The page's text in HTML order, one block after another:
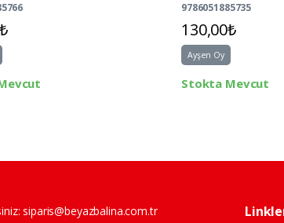
9786051885735
130,00₺
Ayşen Oy
Stokta Mevcut
siparis@beyazbalina.com.tr